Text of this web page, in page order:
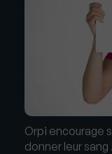
Orpi encourage
donner leur sang !